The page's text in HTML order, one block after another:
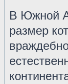
В Южной
размер